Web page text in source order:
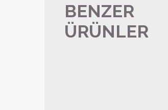
BENZER
ÜRÜNLER